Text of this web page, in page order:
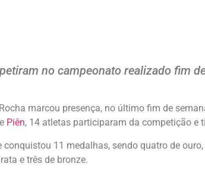
no campeonato realizado fim
marcou presença, no último fim de
Piên, 14 atletas participaram da competição e
conquistou 11 medalhas, sendo quatro de
e três de bronze.